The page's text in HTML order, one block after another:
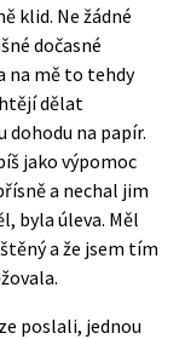
klid. Ne žádné
dočasné
na mě to tehdy
dělat
dohodu na papír.
jako výpomoc
a nechal jim
byla úleva. Měl
a že jsem tím
poslali, jednou